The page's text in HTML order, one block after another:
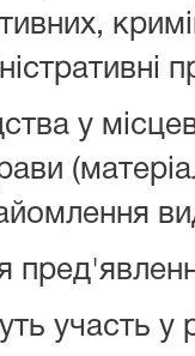
у
участь у